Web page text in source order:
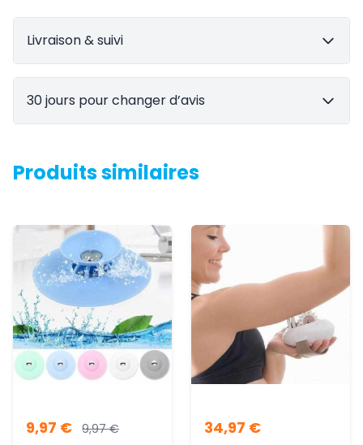
Livraison & suivi
30 jours pour changer d’avis
Produits similaires
9,97 € 9,97€ 34,97 €